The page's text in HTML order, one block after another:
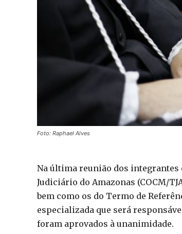
Foto: Raphael Alves
Na última reunião dos integrantes
Judiciário do Amazonas (COCM/
bem como os do Termo de
especializada que será
foram aprovados à unanimidade.